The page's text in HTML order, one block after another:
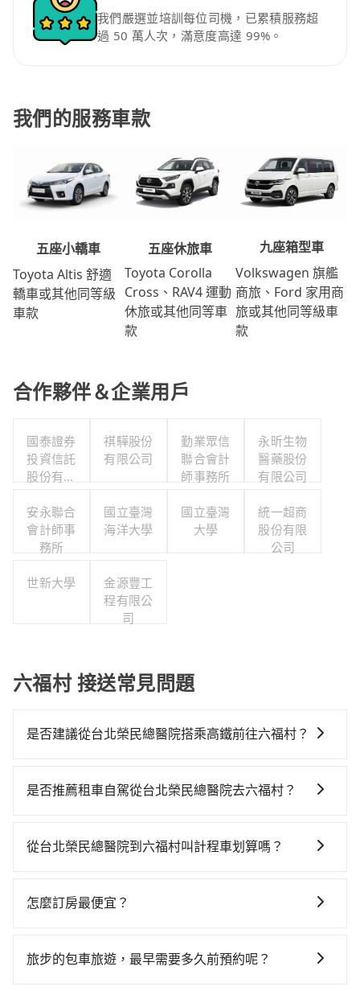
我們嚴選並培訓每位司機，已累積服務超
過 50 萬人次，滿意度高達 99%。
我們的服務車款
五座小轎車
Toyota Altis 舒適
轎車或其他同等級
車款
五座休旅車
Toyota Corolla
Cross、RAV4 運動
休旅或其他同等車
款
九座箱型車
Volkswagen 旗艦
商旅、Ford 家用商
旅或其他同等級車
款
合作夥伴＆企業用戶
國泰證券
投資信託
股份有限
祺驊股份
有限公司
勤業眾信
聯合會計
師事務所
永昕生物
醫藥股份
有限公司
安永聯合
會計師事
務所
國立臺灣
海洋大學
國立臺灣
大學
統一超商
股份有限
公司
世新大學
金源豐工
程有限公
司
六福村 接送常見問題
是否建議從台北榮民總醫院搭乘高鐵前往六福村？
費時、轉車麻煩！從最早06:26一直到23:00，台北-新竹
車花費約400元、車程約32分鐘。抵達高鐵站後，步行
站，每人票價290元，再用5分鐘出站、等待車站前排班
共2小時9分鐘，假設一人獨行，交通費總計1,490元。但
是否推薦租車自駕從台北榮民總醫院去六福村？
時不需要閉目養神（因為要自己開車），最重要的是你
$115~205承租小轎車，每公里再額外加收$3.2，從台北
返回），雖已將eTag和可能的每小時40元路邊停車費用
從台北榮民總醫院到六福村叫計程車划算嗎？
灣大車隊、Uber、Line Taxi、Yoxi等，如果在路邊攔不
看。依照里程跳錶計算，價格約為1,690~2,000元間，但
怎麼訂房最便宜？
OTA (online travel agent) 來完成，除了可以快速依據
旅步的包車旅遊，最早需要多久前預約呢？